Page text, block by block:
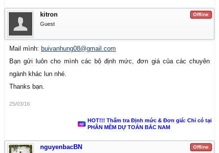
Offline
kitron
Guest
Mail mình: buivanhung08@gmail.com
Bạn gửi luôn cho mình các bộ định mức, đơn giá của các chuyên
ngành khác lun nhé.
Thanks bạn.
25/03/16
HOT!!! Thẩm tra Định mức & Đơn giá: Chỉ có tại
PHẦN MỀM DỰ TOÁN BẮC NAM
Offline
nguyenbacBN